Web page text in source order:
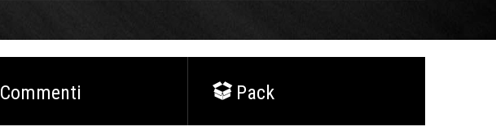
Commenti Pack